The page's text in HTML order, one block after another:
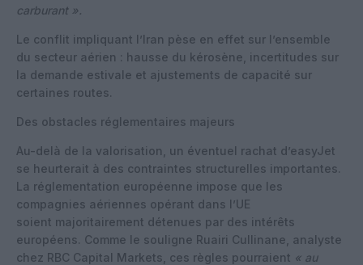
carburant ».
Le conflit impliquant l’Iran pèse en effet sur l’ensemble
du secteur aérien : hausse du kérosène, incertitudes sur
la demande estivale et ajustements de capacité sur
certaines routes.
Des obstacles réglementaires majeurs
Au-delà de la valorisation, un éventuel rachat d’easyJet
se heurterait à des contraintes structurelles importantes.
La réglementation européenne impose que les
compagnies aériennes opérant dans l’UE
soient majoritairement détenues par des intérêts
européens. Comme le souligne Ruairi Cullinane, analyste
chez RBC Capital Markets, ces règles pourraient « au